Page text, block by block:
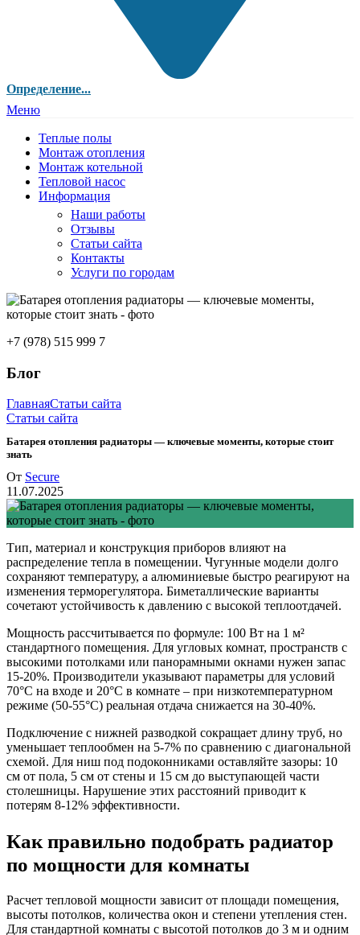
Определение...
Меню
Теплые полы
Монтаж отопления
Монтаж котельной
Тепловой насос
Информация
Наши работы
Отзывы
Статьи сайта
Контакты
Услуги по городам
+7 (978) 515 999 7
Блог
ГлавнаяСтатьи сайта
Статьи сайта
Батарея отопления радиаторы — ключевые моменты, которые стоит
знать
От Secure
11.07.2025
Тип, материал и конструкция приборов влияют на
распределение тепла в помещении. Чугунные модели долго
сохраняют температуру, а алюминиевые быстро реагируют на
изменения терморегулятора. Биметаллические варианты
сочетают устойчивость к давлению с высокой теплоотдачей.
Мощность рассчитывается по формуле: 100 Вт на 1 м²
стандартного помещения. Для угловых комнат, пространств с
высокими потолками или панорамными окнами нужен запас
15-20%. Производители указывают параметры для условий
70°C на входе и 20°C в комнате – при низкотемпературном
режиме (50-55°C) реальная отдача снижается на 30-40%.
Подключение с нижней разводкой сокращает длину труб, но
уменьшает теплообмен на 5-7% по сравнению с диагональной
схемой. Для ниш под подоконниками оставляйте зазоры: 10
см от пола, 5 см от стены и 15 см до выступающей части
столешницы. Нарушение этих расстояний приводит к
потерям 8-12% эффективности.
Как правильно подобрать радиатор
по мощности для комнаты
Расчет тепловой мощности зависит от площади помещения,
высоты потолков, количества окон и степени утепления стен.
Для стандартной комнаты с высотой потолков до 3 м и одним